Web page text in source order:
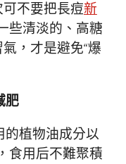
不要把長痘新
些清淡的、高糖
，才是避免“爆
肥
的植物油成分以
，食用后不難聚積